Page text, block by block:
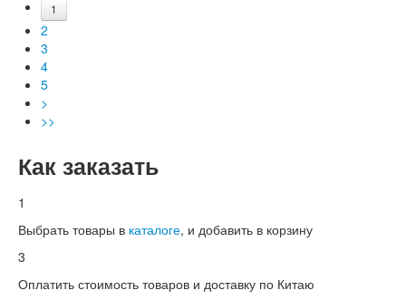
1
2
3
4
5
>
>>
Как заказать
1
Выбрать товары в каталоге, и добавить в корзину
3
Оплатить стоимость товаров и доставку по Китаю